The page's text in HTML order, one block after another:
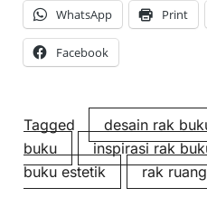
WhatsApp Print
Facebook
Tagged desain rak
buku
inspirasi rak
buku estetik
rak